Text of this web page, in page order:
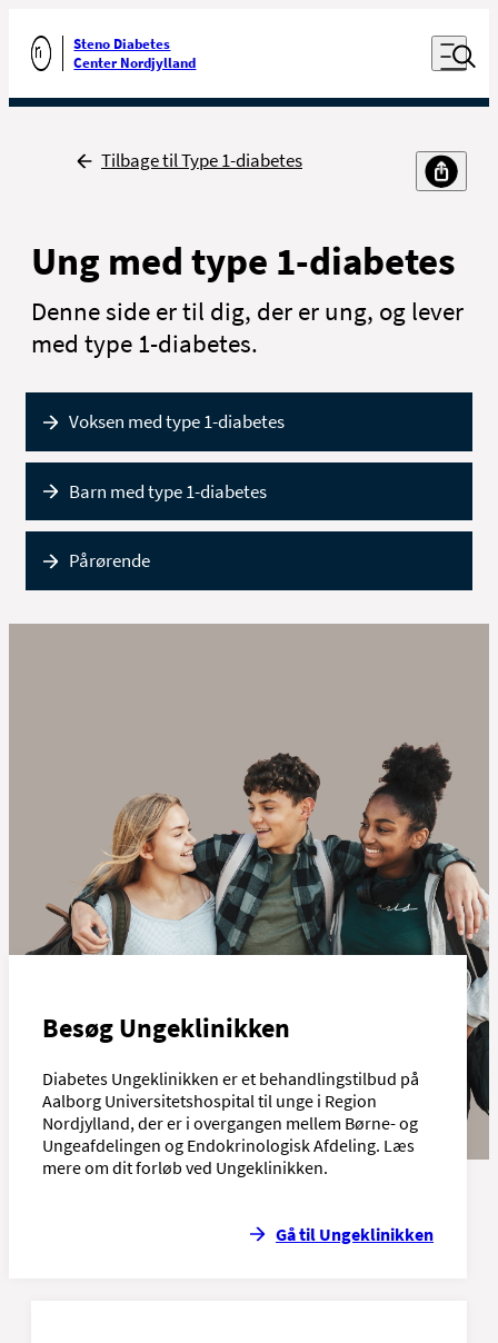
Gå til forsiden
Steno Diabetes
Center Nordjylland
Åben
Udfør søgning
Tilbage
Tilbage til Type 1-diabetes
Ung med type 1-diabetes
Denne side er til dig, der er ung, og lever
med type 1-diabetes.
Voksen med type 1-diabetes
Barn med type 1-diabetes
Pårørende
Besøg Ungeklinikken
Diabetes Ungeklinikken er et behandlingstilbud på
Aalborg Universitetshospital til unge i Region
Nordjylland, der er i overgangen mellem Børne- og
Ungeafdelingen og Endokrinologisk Afdeling. Læs
mere om dit forløb ved Ungeklinikken.
Gå til Ungeklinikken